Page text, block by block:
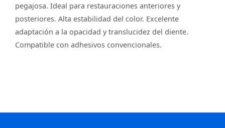
pegajosa. Ideal para restauraciones anteriores y
posteriores. Alta estabilidad del color. Excelente
adaptación a la opacidad y translucidez del diente.
Compatible con adhesivos convencionales.